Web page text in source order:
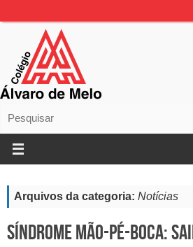
Arquivos da categoria: Notícias
Síndrome Mão-Pé-Boca: